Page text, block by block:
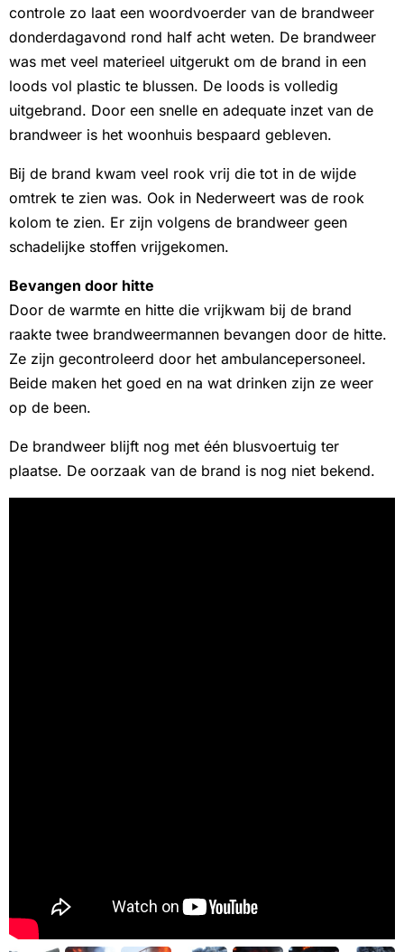
controle zo laat een woordvoerder van de brandweer
donderdagavond rond half acht weten. De brandweer
was met veel materieel uitgerukt om de brand in een
loods vol plastic te blussen. De loods is volledig
uitgebrand. Door een snelle en adequate inzet van de
brandweer is het woonhuis bespaard gebleven.
Bij de brand kwam veel rook vrij die tot in de wijde
omtrek te zien was. Ook in Nederweert was de rook
kolom te zien. Er zijn volgens de brandweer geen
schadelijke stoffen vrijgekomen.
Bevangen door hitte
Door de warmte en hitte die vrijkwam bij de brand
raakte twee brandweermannen bevangen door de hitte.
Ze zijn gecontroleerd door het ambulancepersoneel.
Beide maken het goed en na wat drinken zijn ze weer
op de been.
De brandweer blijft nog met één blusvoertuig ter
plaatse. De oorzaak van de brand is nog niet bekend.